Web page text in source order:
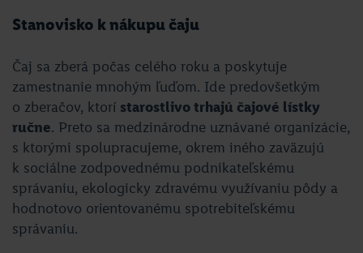
Stanovisko k nákupu čaju
Čaj sa zberá počas celého roku a poskytuje
zamestnanie mnohým ľuďom. Ide predovšetkým
o zberačov, ktorí starostlivo trhajú čajové lístky
ručne. Preto sa medzinárodne uznávané organizácie,
s ktorými spolupracujeme, okrem iného zaväzujú
k sociálne zodpovednému podnikateľskému
správaniu, ekologicky zdravému využívaniu pôdy a
hodnotovo orientovanému spotrebiteľskému
správaniu.